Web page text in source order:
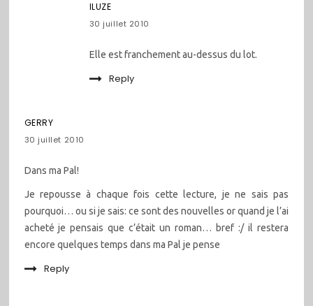
ILUZE
30 juillet 2010
Elle est franchement au-dessus du lot.
Reply
GERRY
30 juillet 2010
Dans ma Pal!
Je repousse à chaque fois cette lecture, je ne sais pas
pourquoi… ou si je sais: ce sont des nouvelles or quand je l’ai
acheté je pensais que c’était un roman… bref :/ il restera
encore quelques temps dans ma Pal je pense
Reply